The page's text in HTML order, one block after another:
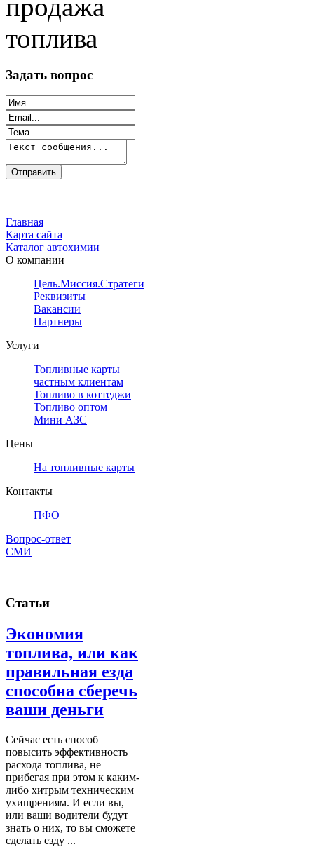
Задать вопрос
Главная
Карта сайта
Каталог автохимии
О компании
Цель.Миссия.Стратегия.
Реквизиты
Вакансии
Партнеры
Услуги
Топливные карты
частным клиентам
Топливо в коттеджи
Топливо оптом
Мини АЗС
Цены
На топливные карты
Контакты
ПФО
Вопрос-ответ
СМИ
Статьи
Экономия
топлива, или как
правильная езда
способна сберечь
ваши деньги
Сейчас есть способ
повысить эффективность
расхода топлива, не
прибегая при этом к каким-
либо хитрым техническим
ухищрениям. И если вы,
или ваши водители будут
знать о них, то вы сможете
сделать езду ...